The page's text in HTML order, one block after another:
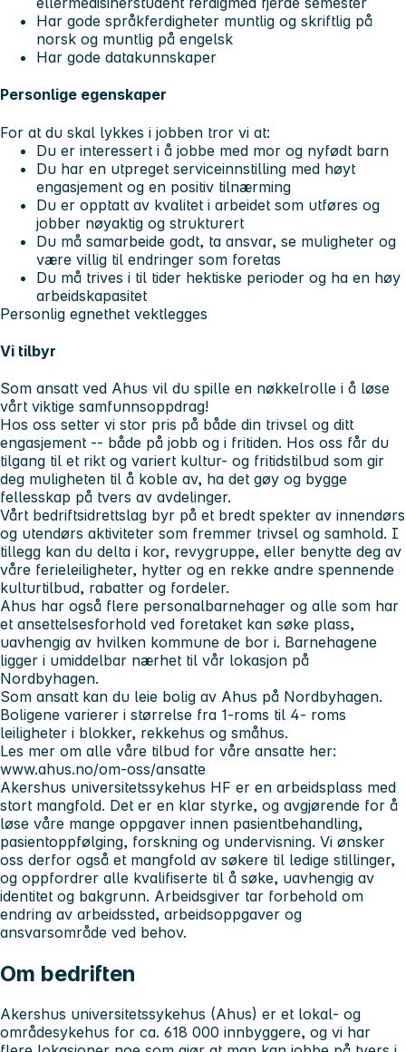
Har gode språkferdigheter muntlig og skriftlig på
norsk og muntlig på engelsk
Har gode datakunnskaper
Personlige egenskaper
For at du skal lykkes i jobben tror vi at:
Du er interessert i å jobbe med mor og nyfødt barn
Du har en utpreget serviceinnstilling med høyt
engasjement og en positiv tilnærming
Du er opptatt av kvalitet i arbeidet som utføres og
jobber nøyaktig og strukturert
Du må samarbeide godt, ta ansvar, se muligheter og
være villig til endringer som foretas
Du må trives i til tider hektiske perioder og ha en høy
arbeidskapasitet
Personlig egnethet vektlegges
Vi tilbyr
Som ansatt ved Ahus vil du spille en nøkkelrolle i å løse
vårt viktige samfunnsoppdrag!
Hos oss setter vi stor pris på både din trivsel og ditt
engasjement -- både på jobb og i fritiden. Hos oss får du
tilgang til et rikt og variert kultur- og fritidstilbud som gir
deg muligheten til å koble av, ha det gøy og bygge
fellesskap på tvers av avdelinger.
Vårt bedriftsidrettslag byr på et bredt spekter av innendørs
og utendørs aktiviteter som fremmer trivsel og samhold. I
tillegg kan du delta i kor, revygruppe, eller benytte deg av
våre ferieleiligheter, hytter og en rekke andre spennende
kulturtilbud, rabatter og fordeler.
Ahus har også flere personalbarnehager og alle som har
et ansettelsesforhold ved foretaket kan søke plass,
uavhengig av hvilken kommune de bor i. Barnehagene
ligger i umiddelbar nærhet til vår lokasjon på
Nordbyhagen.
Som ansatt kan du leie bolig av Ahus på Nordbyhagen.
Boligene varierer i størrelse fra 1-roms til 4- roms
leiligheter i blokker, rekkehus og småhus.
Les mer om alle våre tilbud for våre ansatte her:
www.ahus.no/om-oss/ansatte
Akershus universitetssykehus HF er en arbeidsplass med
stort mangfold. Det er en klar styrke, og avgjørende for å
løse våre mange oppgaver innen pasientbehandling,
pasientoppfølging, forskning og undervisning. Vi ønsker
oss derfor også et mangfold av søkere til ledige stillinger,
og oppfordrer alle kvalifiserte til å søke, uavhengig av
identitet og bakgrunn. Arbeidsgiver tar forbehold om
endring av arbeidssted, arbeidsoppgaver og
ansvarsområde ved behov.
Om bedriften
Akershus universitetssykehus (Ahus) er et lokal- og
områdesykehus for ca. 618 000 innbyggere, og vi har